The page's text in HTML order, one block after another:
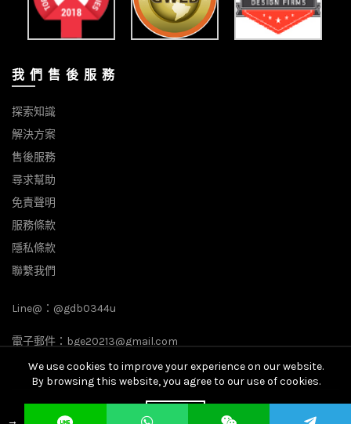
我 們 售 後 服 務
探索知識
解決方案
售後服務
尋求幫助
免責聲明
服務條款
隱私條款
聯繫我們
Line@： @gdb0344u
電子郵件： bge20213@gmail.com
© 2026 全球BGE數字營銷專家 . All rights reserved
→
We use cookies to improve your experience on our website.
By browsing this website, you agree to our use of cookies.